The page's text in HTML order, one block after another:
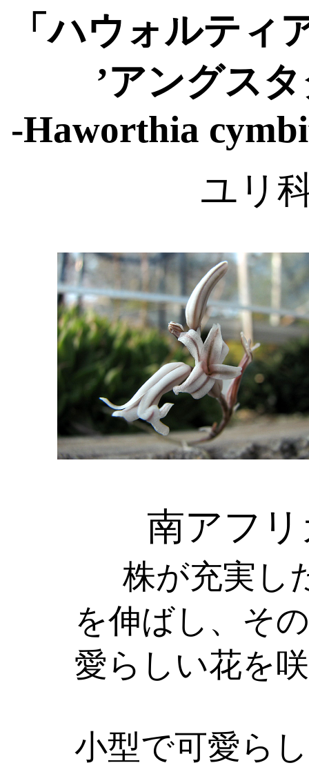
「ハウォルティ
’アングス
-Haworthia
ユリ
南アフリ
株が充実し
を伸ばし、そ
愛らしい花を
小型で可愛ら